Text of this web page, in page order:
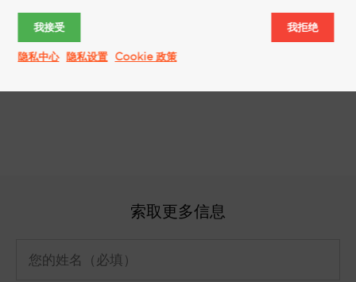
老爷车"。 ...
索取更多信息
我接受 我拒绝
隐私中心 隐私设置 Cookie 政策